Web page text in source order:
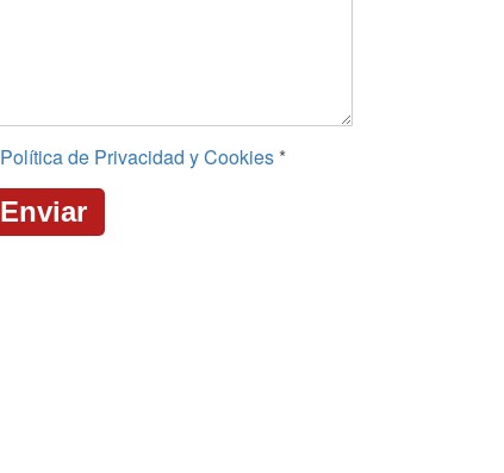
Política de Privacidad y Cookies *
Enviar